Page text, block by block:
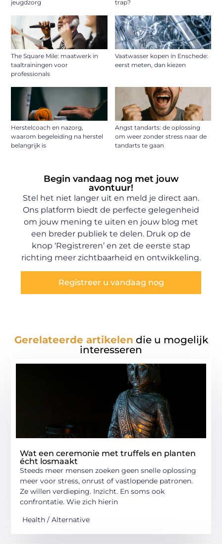
jeugdzorg trap?
The Square Mile: maatwerk in
taaltrainingen voor
professionals
Vaatwasser kopen in Enschede:
eerst meten, dan kiezen
Herstelcoach en nazorg,
waarom begeleiding na herstel
belangrijk is
Angst tandarts: de oplossing
om weer zonder stress naar de
tandarts te gaan
Begin vandaag nog met jouw
avontuur!
Stel het niet langer uit en meld je direct aan.
Ons platform biedt de perfecte gelegenheid
om jouw mening te uiten en jouw blog met
een breder publiek te delen. Druk op de
knop ‘Registreren’ en zet de eerste stap
richting meer zichtbaarheid en ontwikkeling.
Registreer u vandaag nog
Gerelateerde artikelen die u mogelijk
interesseren
Wat een ceremonie met truffels en planten
écht losmaakt
Steeds meer mensen zoeken geen snelle oplossing
meer voor stress, onrust of vastlopende patronen.
Ze willen verdieping. Inzicht. En soms ook
confrontatie. Wie zich hierin
Health / Alternative